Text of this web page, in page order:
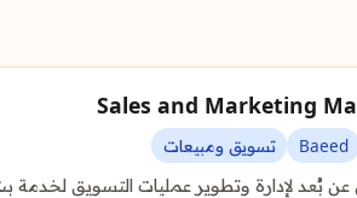
Baeed تسويق ومبيعات
بُعد لإدارة وتطوير عمليات التسويق لخدمة